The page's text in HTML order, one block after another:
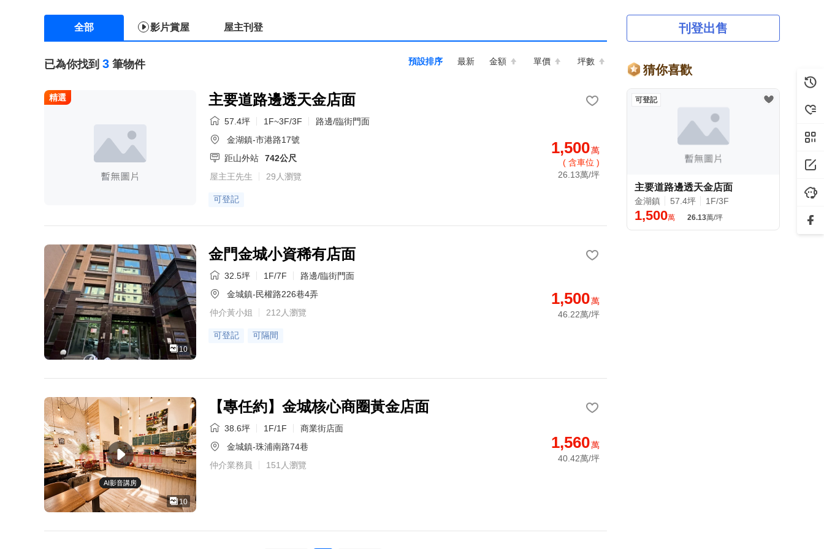
全部 影片賞屋 屋主刊登
已為你找到 3 筆物件 預設排序 最新 金額 單價 坪數
精選 主要道路邊透天金店面
57.4坪 1F~3F/3F
路邊/臨街門面
金湖鎮-市港路17號
距山外站
742公尺
屋主王先生
29人瀏覽
可登記
1,500萬
( 含車位 )
26.13萬/坪
10
金門金城小資稀有店面
32.5坪 1F/7F
路邊/臨街門面
金城鎮-民權路226巷4弄
仲介黃小姐
212人瀏覽
可登記 可隔間
1,500萬
46.22萬/坪
AI影音講房
AI影音講房
AI影音講房
AI影音講房
AI影音講房
AI影音講房
AI影音講房
AI影音講房
AI影音講房
AI影音講房
10
【專任約】金城核心商圈黃金店面
38.6坪 1F/1F
商業街店面
金城鎮-珠浦南路74巷
仲介業務員
151人瀏覽
1,560萬
40.42萬/坪
刊登出售
猜你喜歡
主要道路邊透天金店面
金湖鎮 57.4坪 1F/3F
1,500萬 26.13萬/坪
可登記